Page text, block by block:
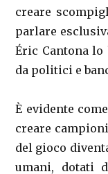
creare
parlare
Éric Cantona
da politici e
È evidente
creare
del gioco
umani, dotati